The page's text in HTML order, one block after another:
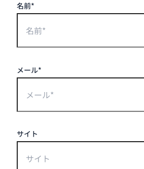
名前*
メール*
サイト